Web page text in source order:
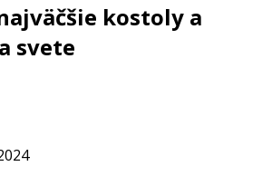
kostoly a
svete